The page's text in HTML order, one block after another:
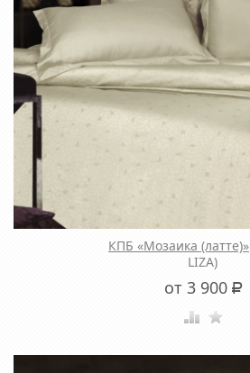
КПБ «Мозаика (латте)»
LIZA)
от 3 900 Р